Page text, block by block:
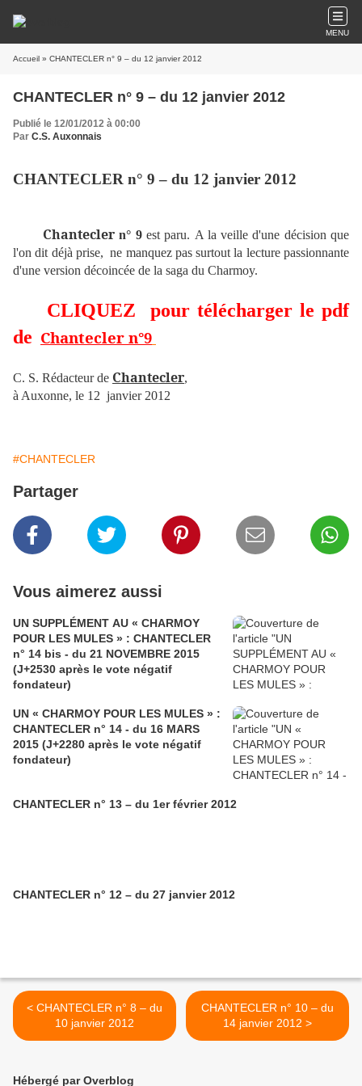
MENU
Accueil » CHANTECLER n° 9 – du 12 janvier 2012
CHANTECLER n° 9 – du 12 janvier 2012
Publié le 12/01/2012 à 00:00
Par C.S. Auxonnais
CHANTECLER n° 9 – du 12 janvier 2012
Chantecler n° 9 est paru. A la veille d'une décision que
l'on dit déjà prise, ne manquez pas surtout la lecture passionnante
d'une version décoincée de la saga du Charmoy.
CLIQUEZ pour télécharger le pdf
de Chantecler n°9
C. S. Rédacteur de Chantecler,
à Auxonne, le 12 janvier 2012
#CHANTECLER
Partager
Vous aimerez aussi
UN SUPPLÉMENT AU « CHARMOY
POUR LES MULES » : CHANTECLER
n° 14 bis - du 21 NOVEMBRE 2015
(J+2530 après le vote négatif
fondateur)
UN « CHARMOY POUR LES MULES » :
CHANTECLER n° 14 - du 16 MARS
2015 (J+2280 après le vote négatif
fondateur)
CHANTECLER n° 13 – du 1er février 2012
CHANTECLER n° 12 – du 27 janvier 2012
< CHANTECLER n° 8 – du
10 janvier 2012
CHANTECLER n° 10 – du
14 janvier 2012 >
Hébergé par Overblog